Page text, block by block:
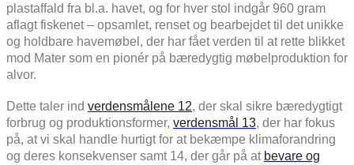
plastaffald fra bl.a. havet, og for hver stol indgår 960 gram
aflagt fiskenet – opsamlet, renset og bearbejdet til det unikke
og holdbare havemøbel, der har fået verden til at rette blikket
mod Mater som en pionér på bæredygtig møbelproduktion for
alvor.
Dette taler ind verdensmålene 12, der skal sikre bæredygtigt
forbrug og produktionsformer, verdensmål 13, der har fokus
på, at vi skal handle hurtigt for at bekæmpe klimaforandring
og deres konsekvenser samt 14, der går på at bevare og